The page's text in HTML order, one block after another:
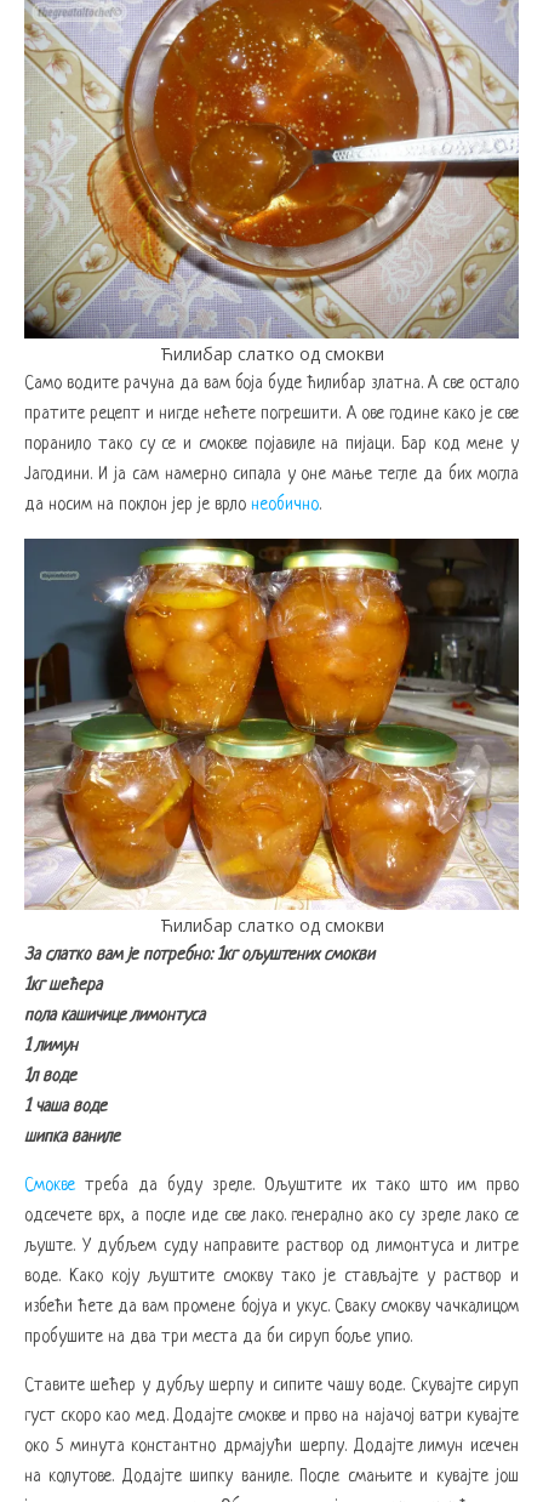
Ћилибар слатко од смокви
Само водите рачуна да вам боја буде ћилибар златна. А све остало
пратите рецепт и нигде нећете погрешити. А ове године како је све
поранило тако су се и смокве појавиле на пијаци. Бар код мене у
Јагодини. И ја сам намерно сипала у оне мање тегле да бих могла
да носим на поклон јер је врло необично.
Ћилибар слатко од смокви
За слатко вам је потребно: 1кг ољуштених смокви
1кг шећера
пола кашичице лимонтуса
1 лимун
1л воде
1 чаша воде
шипка ваниле
Смокве треба да буду зреле. Ољуштите их тако што им прво
одсечете врх, а после иде све лако. генерално ако су зреле лако се
љуште. У дубљем суду направите раствор од лимонтуса и литре
воде. Како коју љуштите смокву тако је стављајте у раствор и
избећи ћете да вам промене бојуа и укус. Сваку смокву чачкалицом
пробушите на два три места да би сируп боље упио.
Ставите шећер у дубљу шерпу и сипите чашу воде. Скувајте сируп
густ скоро као мед. Додајте смокве и прво на најачој ватри кувајте
око 5 минута константно дрмајући шерпу. Додајте лимун исечен
на колутове. Додајте шипку ваниле. После смањите и кувајте још